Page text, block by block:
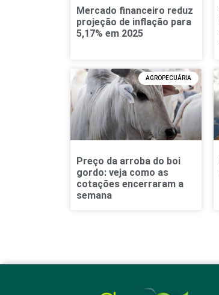
Mercado financeiro reduz
projeção de inflação para
5,17% em 2025
AGROPECUÁRIA
Preço da arroba do boi
gordo: veja como as
cotações encerraram a
semana